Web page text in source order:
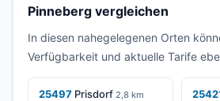
Pinneberg vergleichen
In diesen nahegelegenen Orten
Verfügbarkeit und aktuelle Tarife
25497 Prisdorf 2,8 km